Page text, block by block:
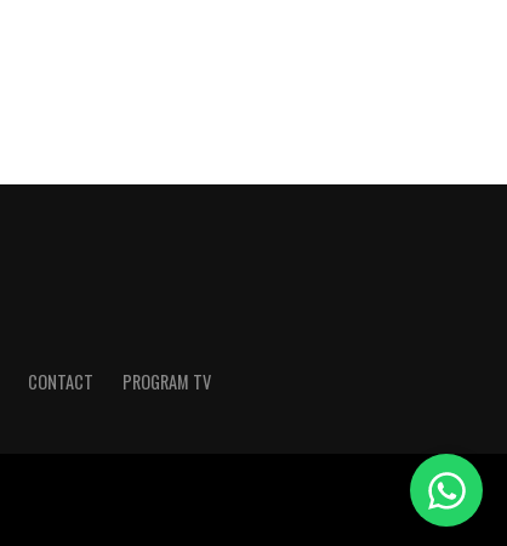
CONTACT PROGRAM TV